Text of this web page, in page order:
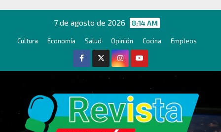
contenido
7 de agosto de 2026 8:14 AM
Cultura Economía Salud Opinión Cocina Empleos